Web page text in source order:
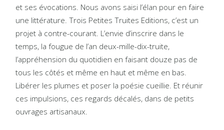
et ses évocations. Nous avons saisi l’élan pour en faire
une littérature. Trois Petites Truites Editions, c’est un
projet à contre-courant. L’envie d’inscrire dans le
temps, la fougue de l’an deux-mille-dix-truite,
l’appréhension du quotidien en faisant douze pas de
tous les côtés et même en haut et même en bas.
Libérer les plumes et poser la poésie cueillie. Et réunir
ces impulsions, ces regards décalés, dans de petits
ouvrages artisanaux.